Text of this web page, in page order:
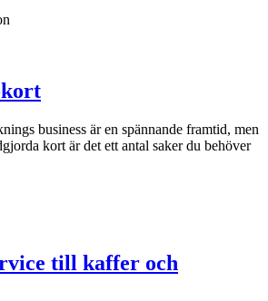
business är en spännande framtid, men
kort är det ett antal saker du behöver
till kaffer och